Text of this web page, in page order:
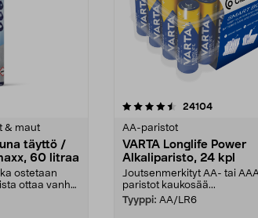
& maut
täyttö /
60 litraa
ostetaan
ottaa vanha
24104arvostelut
AA-paristot
VARTA Longlife Power
Alkaliparisto, 24 kpl
Joutsenmerkityt AA- tai
paristot kaukosää...
Tyyppi: AA/LR6
4.5viidestä